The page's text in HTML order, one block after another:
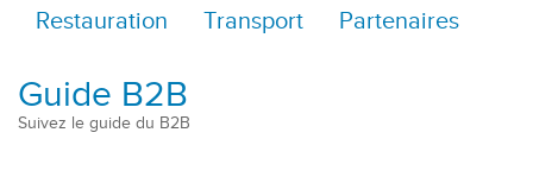
Restauration
Transport Partenaires
Guide B2B
Suivez le guide du B2B